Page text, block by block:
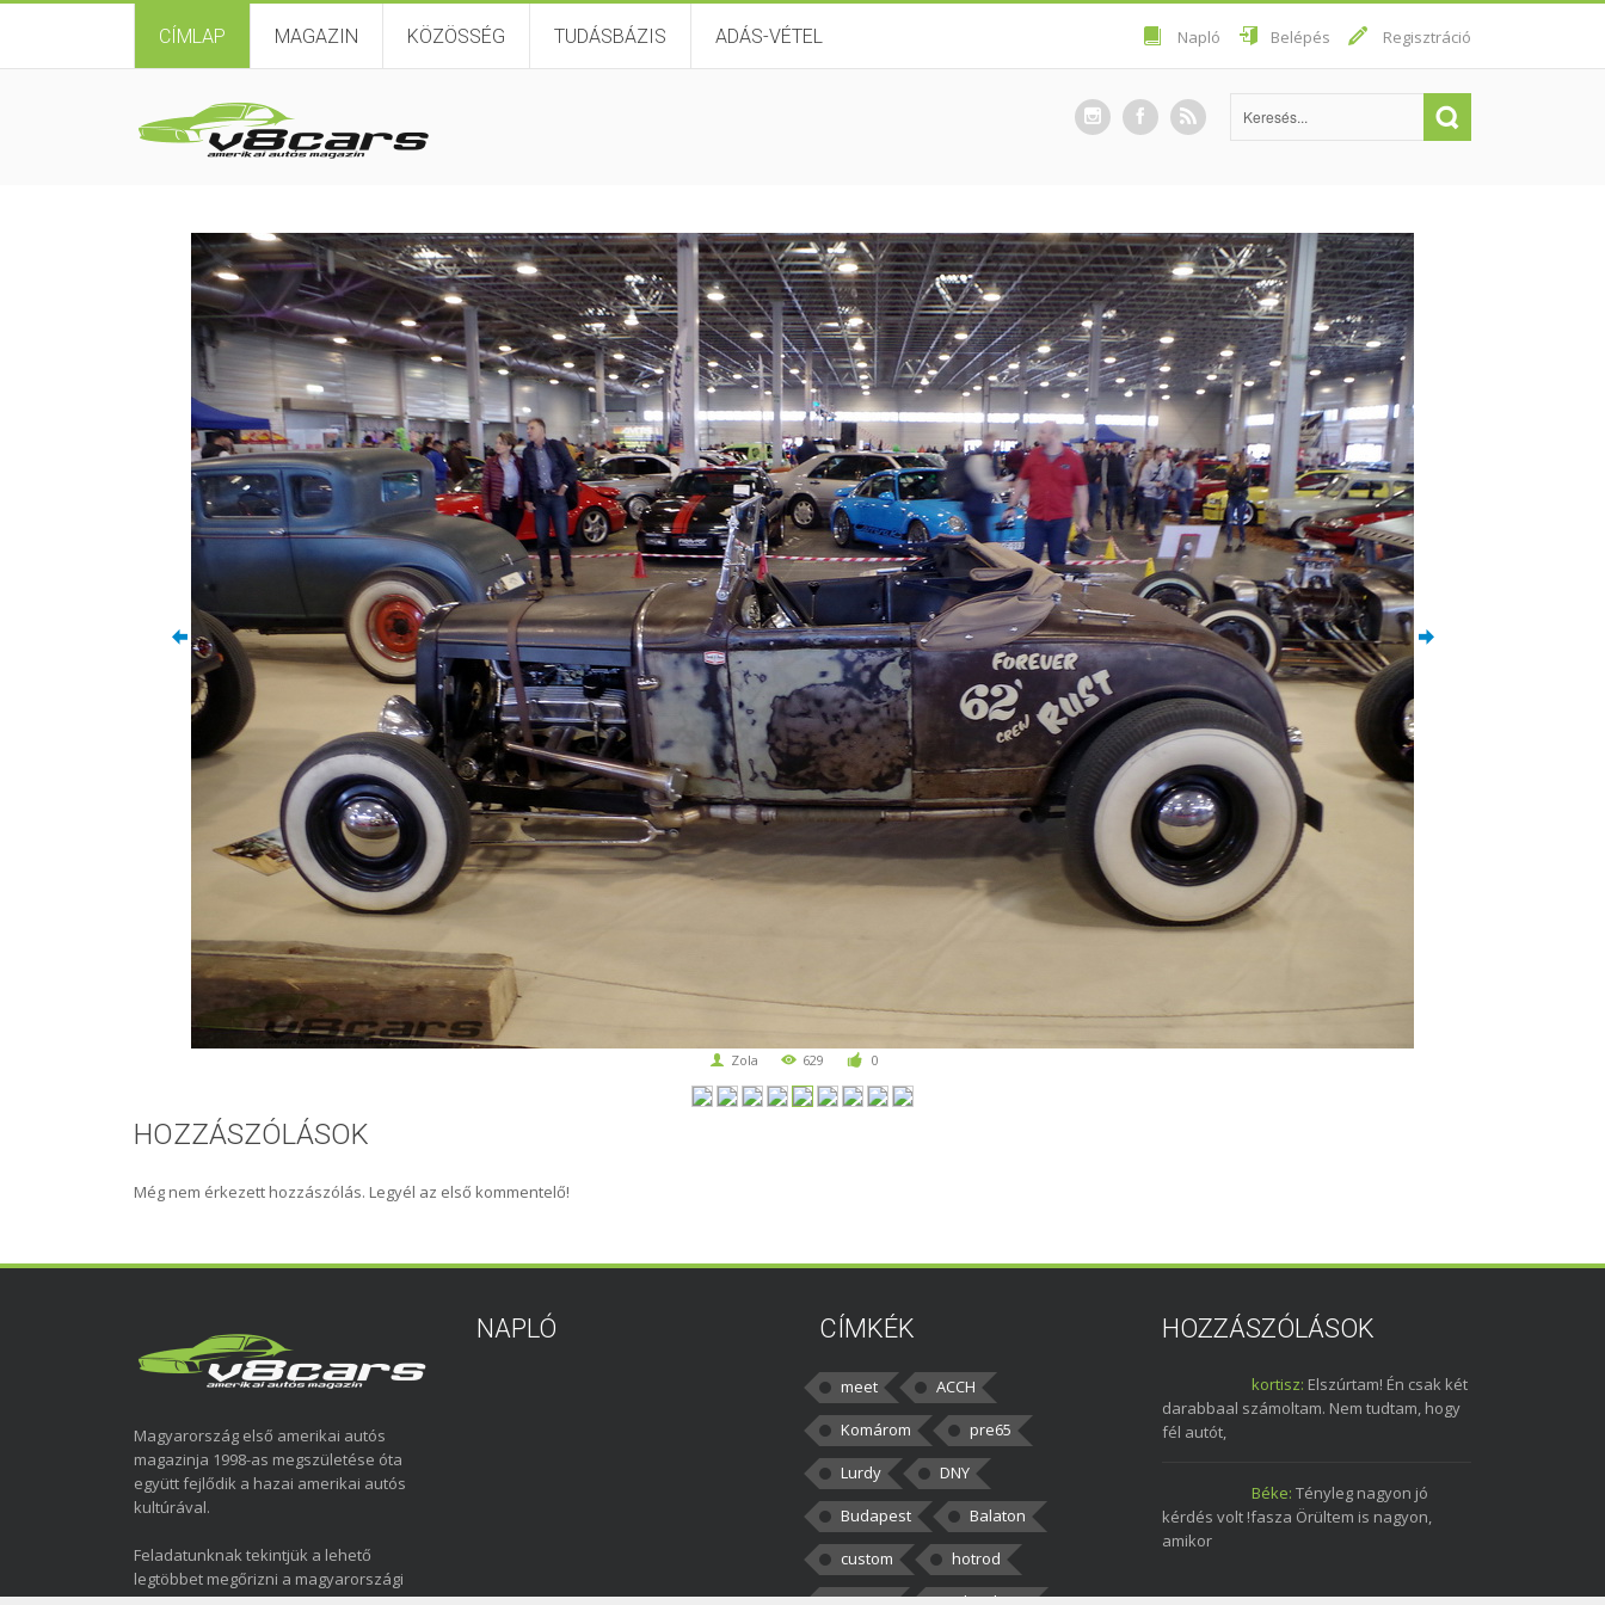
CÍMLAP MAGAZIN KÖZÖSSÉG TUDÁSBÁZIS ADÁS-VÉTEL Napló Belépés Regisztráció
Zola 629 0
HOZZÁSZÓLÁSOK
Még nem érkezett hozzászólás. Legyél az első kommentelő!
Magyarország első amerikai autós
magazinja 1998-as megszületése óta
együtt fejlődik a hazai amerikai autós
kultúrával.
Feladatunknak tekintjük a lehető
legtöbbet megőrizni a magyarországi
NAPLÓ CÍMKÉK
meet
ACCH
Komárom
pre65
Lurdy
DNY
Budapest
Balaton
custom
hotrod
HOZZÁSZÓLÁSOK
kortisz: Elszúrtam! Én csak két
darabbaal számoltam. Nem tudtam, hogy
fél autót,
Béke: Tényleg nagyon jó
kérdés volt !fasza Örültem is nagyon,
amikor